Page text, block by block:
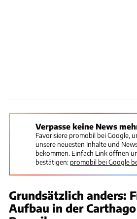
Verpasse keine News
Favorisiere promobil bei Google,
unsere neuesten Inhalte und
bekommen. Einfach Link öffnen
bestätigen: promobil bei Google
Grundsätzlich anders:
Aufbau in der